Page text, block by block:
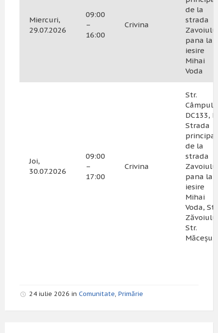
Miercuri,
29.07.2026
09:00
–
16:00
Crivina
de la
strada
pana la
iesire
Mihai
Voda
Joi,
30.07.2026
09:00
–
17:00
Crivina
Str.
DC133,
Strada
de la
strada
pana la
iesire
Mihai
Voda, Str.
Str.
24 iulie 2026 in Comunitate, Primărie